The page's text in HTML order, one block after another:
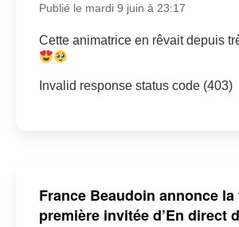
Publié le mardi 9 juin à 23:17
Cette animatrice en rêvait depuis
Invalid response status code (403)
France Beaudoin annonce
première invitée d’En direct